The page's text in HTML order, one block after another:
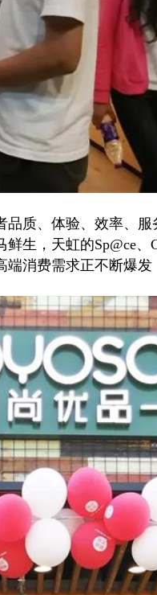
质、体验、效率、服
生，天虹的Sp@ce、
消费需求正不断爆发